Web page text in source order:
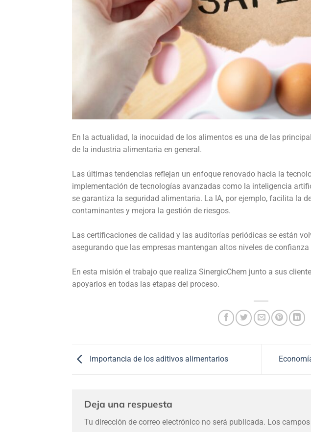
En la actualidad, la inocuidad de los alimentos es una de las
de la industria alimentaria en general.
Las últimas tendencias reflejan un enfoque renovado hacia la
implementación de tecnologías avanzadas como la inteligencia
se garantiza la seguridad alimentaria. La IA, por ejemplo, facilita la
contaminantes y mejora la gestión de riesgos.
Las certificaciones de calidad y las auditorías periódicas se están
asegurando que las empresas mantengan altos niveles de
En esta misión el trabajo que realiza SinergicChem junto a sus
apoyarlos en todas las etapas del proceso.
Importancia de los aditivos alimentarios
Deja una respuesta
Tu dirección de correo electrónico no será publicada. Los